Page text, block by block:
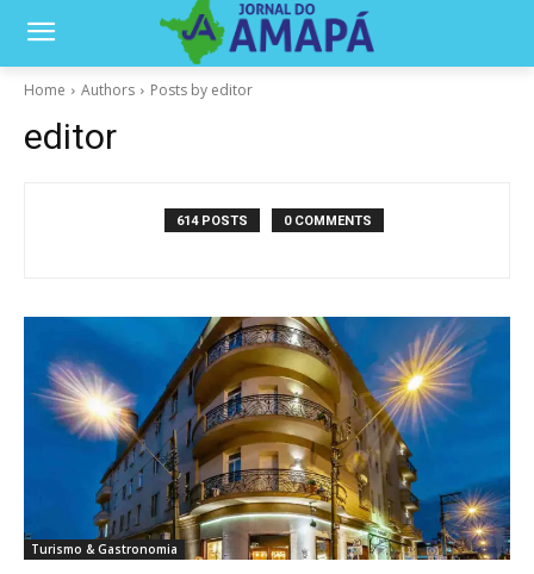
Home Authors Posts by editor
editor
614 POSTS 0 COMMENTS
Turismo & Gastronomia